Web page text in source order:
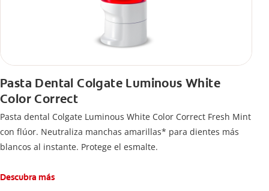
Pasta Dental Colgate Luminous White
Color Correct
Pasta dental Colgate Luminous White Color Correct Fresh Mint
con flúor. Neutraliza manchas amarillas* para dientes más
blancos al instante. Protege el esmalte.
Descubra más